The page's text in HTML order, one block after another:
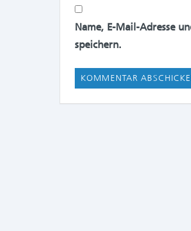
Name, E-Mail-Adresse
speichern.